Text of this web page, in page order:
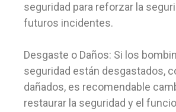
seguridad para reforzar la
futuros incidentes.
Desgaste o Daños: Si los
seguridad están desgastados,
dañados, es recomendable
restaurar la seguridad y el